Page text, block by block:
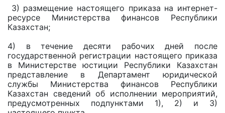
3) размещение настоящего приказа на интернет-
ресурсе Министерства финансов Республики
Казахстан;
4) в течение десяти рабочих дней после
государственной регистрации настоящего приказа
в Министерстве юстиции Республики Казахстан
представление в Департамент юридической
службы Министерства финансов Республики
Казахстан сведений об исполнении мероприятий,
предусмотренных подпунктами 1), 2) и 3)